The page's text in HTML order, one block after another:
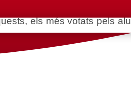
els més votats pels